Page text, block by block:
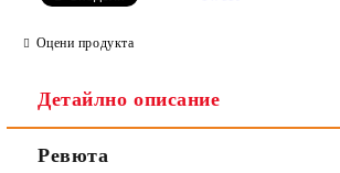
Оцени продукта
Детайлно описание
Ревюта